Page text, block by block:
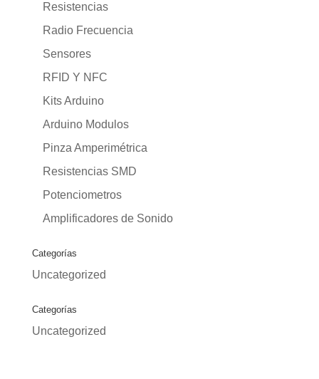
Resistencias
Radio Frecuencia
Sensores
RFID Y NFC
Kits Arduino
Arduino Modulos
Pinza Amperimétrica
Resistencias SMD
Potenciometros
Amplificadores de Sonido
Categorías
Uncategorized
Categorías
Uncategorized